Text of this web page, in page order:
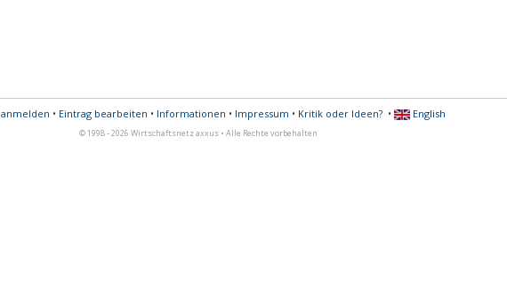
• Eintrag bearbeiten • Informationen • Impressum • Kritik oder Ideen?• English
© 1998 - 2026 Wirtschaftsnetz axxus • Alle Rechte vorbehalten